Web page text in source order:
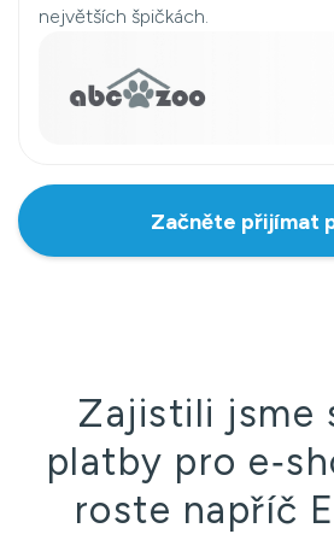
největších špičkách.
Začněte přijímat
Zajistili jsme
platby pro
roste napříč